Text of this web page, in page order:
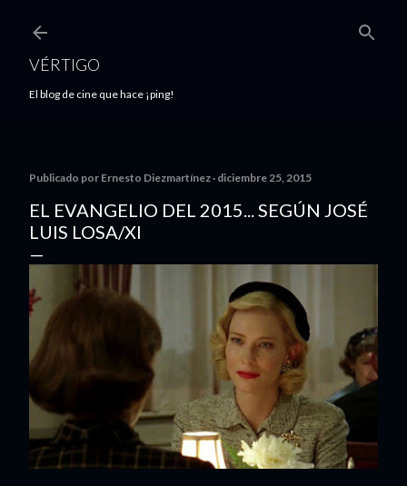
VÉRTIGO
El blog de cine que hace ¡ping!
Publicado por Ernesto Diezmartínez diciembre 25, 2015
EL EVANGELIO DEL 2015... SEGÚN JOSÉ
LUIS LOSA/XI